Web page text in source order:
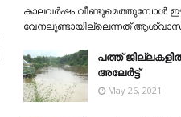
കാലവര്‍ഷം വീണ്ടുമെത്തുമ്പോള്‍
വേനലുണ്ടായില്ലെന്നത്
പത്ത്
അലേര്‍ട്ട്
May 26, 2021